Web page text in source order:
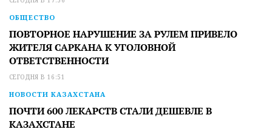
ОБЩЕСТВО
ПОВТОРНОЕ НАРУШЕНИЕ ЗА РУЛЕМ ПРИВЕЛО
ЖИТЕЛЯ САРКАНА К УГОЛОВНОЙ
ОТВЕТСТВЕННОСТИ
СЕГОДНЯ В 16:51
НОВОСТИ КАЗАХСТАНА
ПОЧТИ 600 ЛЕКАРСТВ СТАЛИ ДЕШЕВЛЕ В
КАЗАХСТАНЕ